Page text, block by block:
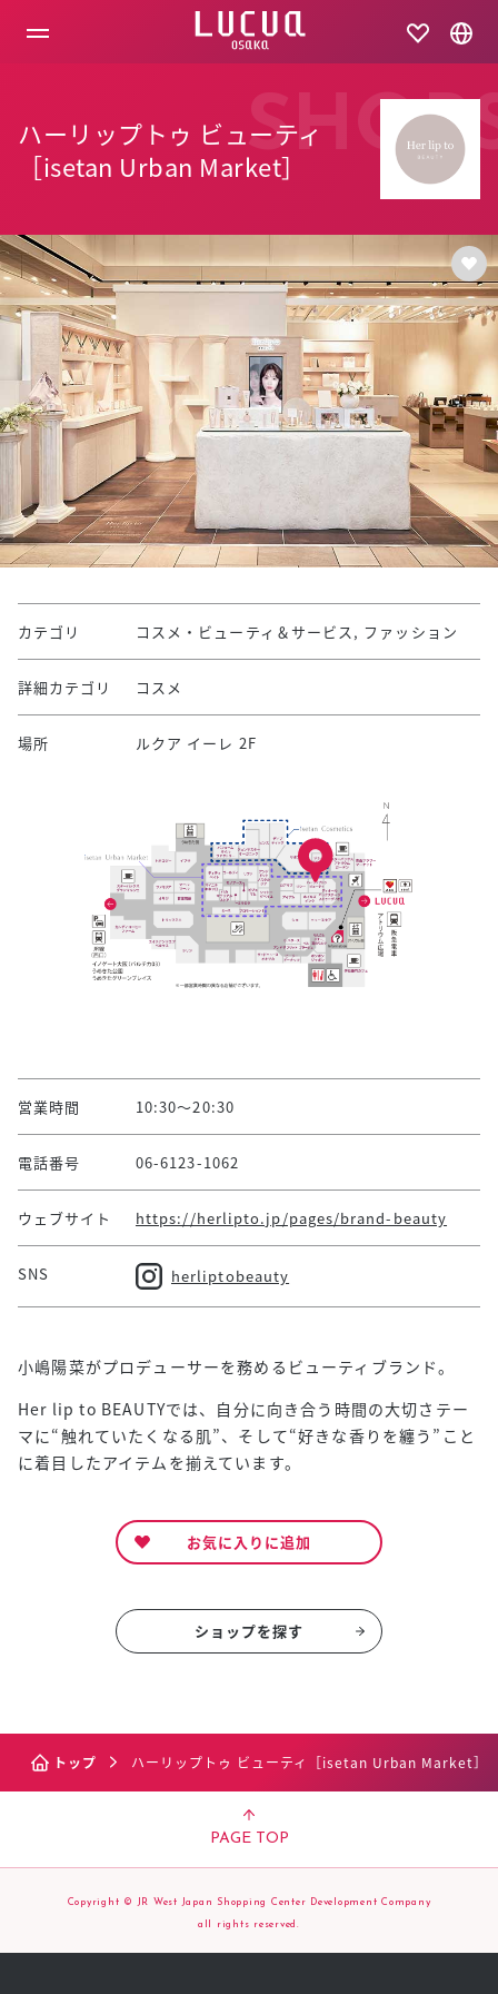
ハーリップトゥ ビューティ
［isetan Urban Market］
カテゴリ コスメ・ビューティ＆サービス, ファッション
詳細カテゴリ コスメ
場所 ルクア イーレ 2F
営業時間 10:30～20:30
電話番号 06-6123-1062
ウェブサイト https://herlipto.jp/pages/brand-beauty
SNS herliptobeauty
小嶋陽菜がプロデューサーを務めるビューティブランド。
Her lip to BEAUTYでは、自分に向き合う時間の大切さテー
マに“触れていたくなる肌”、そして“好きな香りを纏う”こと
に着目したアイテムを揃えています。
お気に入りに追加
ショップを探す
トップ ハーリップトゥ ビューティ［isetan Urban Market］
PAGE TOP
Copyright © JR West Japan Shopping Center Development Company
all rights reserved.